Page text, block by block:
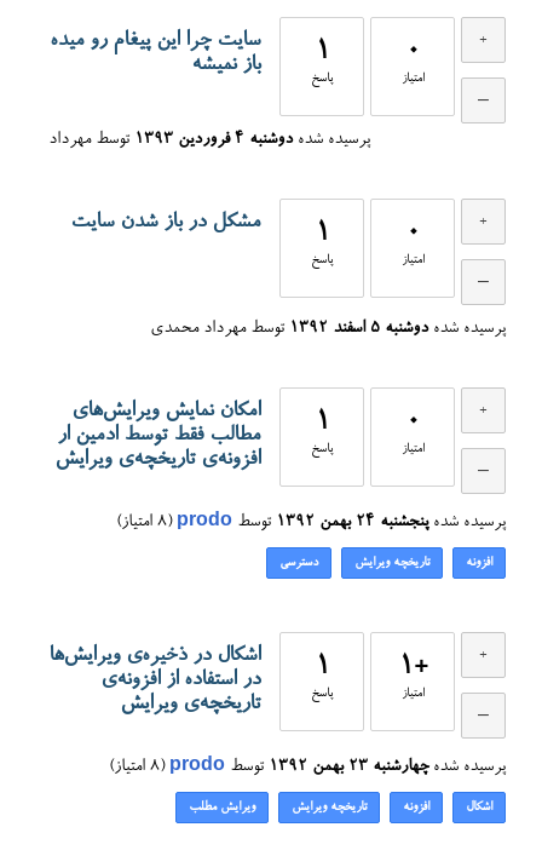
0
امتیاز
1
پاسخ
سایت چرا این پیغام رو میده
باز نمیشه
پرسیده شده دوشنبه ۴ فروردین ۱۳۹۳ توسطمهرداد
0
امتیاز
1
پاسخ
مشکل در باز شدن سایت
پرسیده شده دوشنبه ۵ اسفند ۱۳۹۲ توسطمهرداد محمدی
0
امتیاز
1
پاسخ
امکان نمایش ویرایش‌های
مطالب فقط توسط ادمین ار
افزونه‌ی تاریخچه‌ی ویرایش
پرسیده شده پنجشنبه ۲۴ بهمن ۱۳۹۲ توسط prodo
(
8 امتیاز)
افزونه تاریخچه ویرایش دسترسی
+1
امتیاز
1
پاسخ
اشکال در ذخیره‌ی ویرایش‌ها
در استفاده از افزونه‌ی
تاریخچه‌ی ویرایش
پرسیده شده چهارشنبه ۲۳ بهمن ۱۳۹۲ توسط prodo
(
8 امتیاز)
اشکال افزونه تاریخچه ویرایش ویرایش مطلب